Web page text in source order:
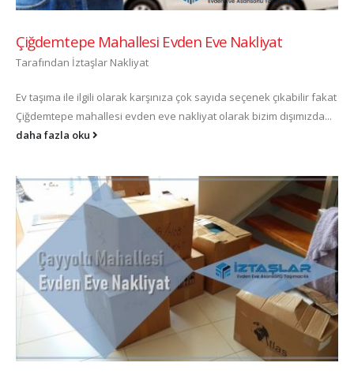
Çiğdemtepe Mahallesi Evden Eve Nakliyat
Tarafından İztaşlar Nakliyat
Ev taşıma ile ilgili olarak karşınıza çok sayıda seçenek çıkabilir fakat
Çiğdemtepe mahallesi evden eve nakliyat olarak bizim dışımızda...
daha fazla oku